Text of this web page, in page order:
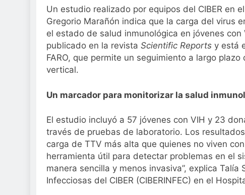
2 Semanas Atrás
La fiebre del running
2 Semanas Atrás
Sanidad publica el
2 Semanas Atrás
Un estudio realizado por equipos del CIBER en
Gregorio Marañón indica que la carga del virus
el estado de salud inmunológica en jóvenes
publicado en la revista Scientific Reports y está
FARO, que permite un seguimiento a largo
vertical.
Un marcador para monitorizar la salud
El estudio incluyó a 57 jóvenes con VIH y 23
través de pruebas de laboratorio. Los
carga de TTV más alta que quienes no viven
herramienta útil para detectar problemas en el
manera sencilla y menos invasiva”, explica
Infecciosas del CIBER (CIBERINFEC) en el